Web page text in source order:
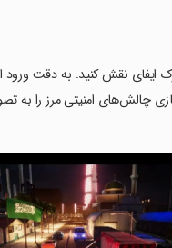
نقش کنید. به دقت ورود
چالش‌های امنیتی مرز را به